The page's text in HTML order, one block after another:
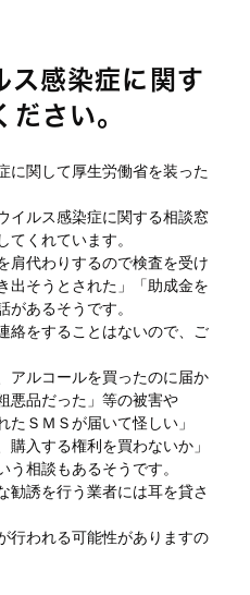
ス感染症に関す
ださい。
関して厚生労働省を装った
イルス感染症に関する相談窓
てくれています。
肩代わりするので検査を受け
出そうとされた」「助成金を
があるそうです。
絡をすることはないので、ご
アルコールを買ったのに届か
悪品だった」等の被害や
たＳＭＳが届いて怪しい」
購入する権利を買わないか」
う相談もあるそうです。
勧誘を行う業者には耳を貸さ
行われる可能性がありますの